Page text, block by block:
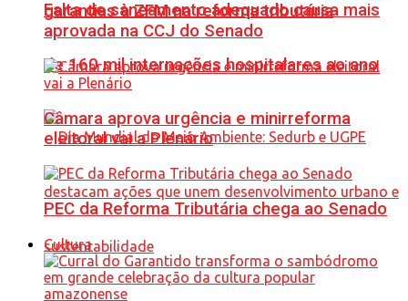
Falta de saneamento adequado causa mais
de 160 mil internações hospitalares ao ano
garantias à ZFM na reforma tributária
aprovada na CCJ do Senado
Câmara aprova urgência e minirreforma
eleitoral vai a Plenário
PEC da Reforma Tributária chega ao Senado
Cultura